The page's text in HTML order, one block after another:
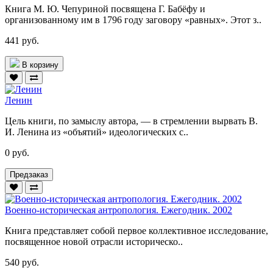
Книга М. Ю. Чепуриной посвящена Г. Бабёфу и
организованному им в 1796 году заговору «равных». Этот з..
441 руб.
В корзину
Ленин
Цель книги, по замыслу автора, — в стремлении вырвать В.
И. Ленина из «объятий» идеологических с..
0 руб.
Предзаказ
Военно-историческая антропология. Ежегодник. 2002
Книга представляет собой первое коллективное исследование,
посвященное новой отрасли историческо..
540 руб.